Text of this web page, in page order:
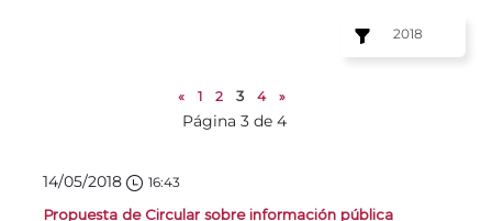
2018
« 1 2 3 4 »
Página 3 de 4
14/05/2018 16:43
Propuesta de Circular sobre información pública